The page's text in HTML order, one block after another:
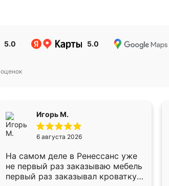
5.0 5.0
оценок
Игорь М.
6 августа 2026
На самом деле в Ренессанс уже
не первый раз заказываю мебель
первый раз заказывал кроватку